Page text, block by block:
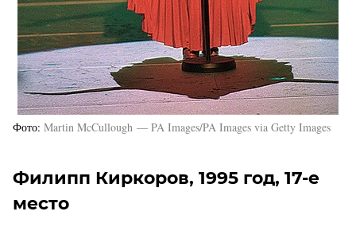
Фото Martin McCullough — PA Images/PA Images via Getty Images
Филипп Киркоров, 1995 год, 17-е
место